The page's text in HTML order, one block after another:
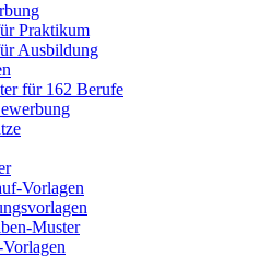
Praktikum
Ausbildung
für 162 Berufe
Vorlagen
Muster